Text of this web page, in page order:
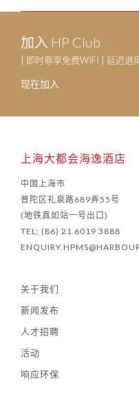
加入 HP Club
| 即时尊享免费WIFI | 延迟退
现在加入
上海大都会海逸酒店
中国上海市
普陀区礼泉路689弄55号
(地铁真如站一号出口)
TEL: (86) 21 6019 3888
关于我们
新闻发布
人才招聘
活动
响应环保